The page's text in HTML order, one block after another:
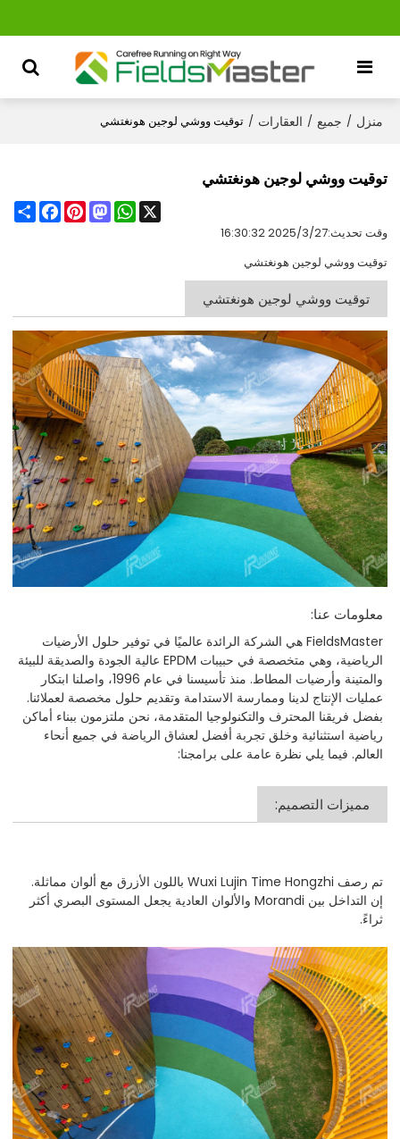
منزل / جميع / العقارات / توقيت ووشي لوجين هونغتشي
توقيت ووشي لوجين هونغتشي
Share
FacebookPinterest
Mastodon
WhatsApp
X
وقت تحديث:2025/3/27 16:30:32
توقيت ووشي لوجين هونغتشي
توقيت ووشي لوجين هونغتشي
معلومات عنا:
FieldsMaster هي الشركة الرائدة عالميًا في توفير حلول الأرضيات
الرياضية، وهي متخصصة في حبيبات EPDM عالية الجودة والصديقة للبيئة
والمتينة وأرضيات المطاط. منذ تأسيسنا في عام 1996، واصلنا ابتكار
عمليات الإنتاج لدينا وممارسة الاستدامة وتقديم حلول مخصصة لعملائنا.
بفضل فريقنا المحترف والتكنولوجيا المتقدمة، نحن ملتزمون ببناء أماكن
رياضية استثنائية وخلق تجربة أفضل لعشاق الرياضة في جميع أنحاء
العالم. فيما يلي نظرة عامة على برامجنا:
مميزات التصميم:
تم رصف Wuxi Lujin Time Hongzhi باللون الأزرق مع ألوان مماثلة.
إن التداخل بين Morandi والألوان العادية يجعل المستوى البصري أكثر
ثراءً.